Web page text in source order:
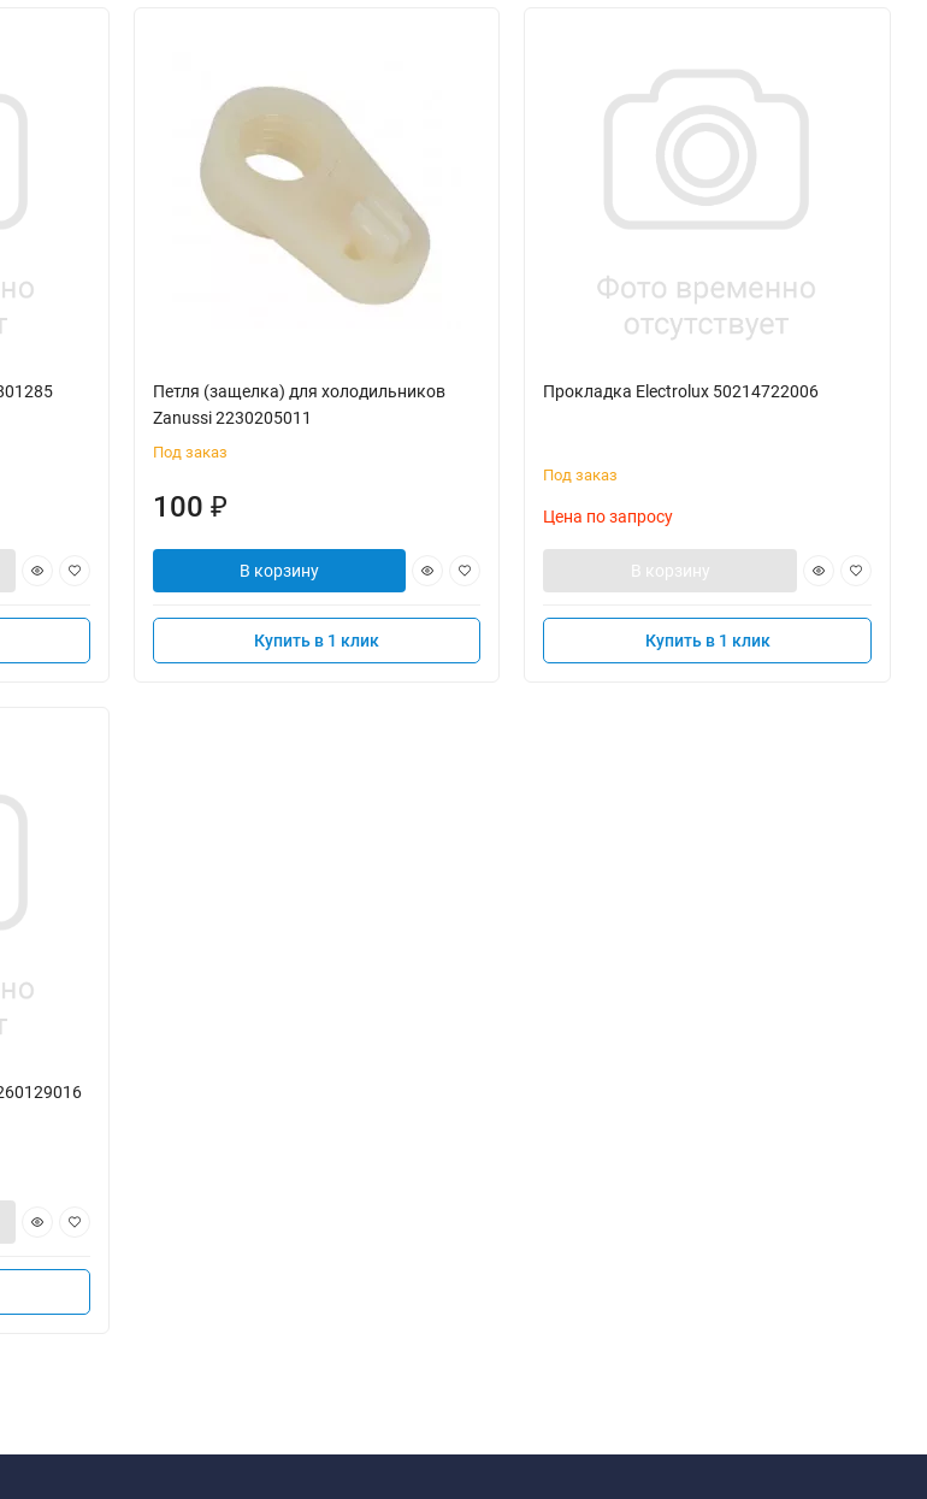
Петля (защелка) для холодильников
Zanussi 2230205011
Под заказ
100 ₽
В корзину
Купить в 1 клик
Прокладка Electrolux 50214722006
Под заказ
Цена по запросу
В корзину
Купить в 1 клик